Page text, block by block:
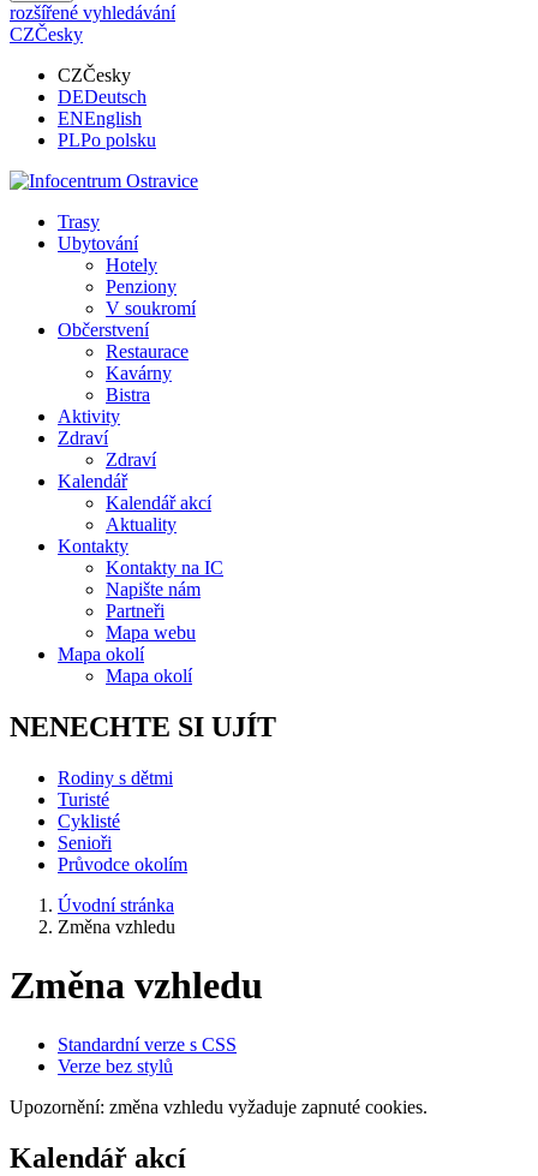
rozšířené vyhledávání
CZČesky
CZČesky
DEDeutsch
ENEnglish
PLPo polsku
Trasy
Ubytování
Hotely
Penziony
V soukromí
Občerstvení
Restaurace
Kavárny
Bistra
Aktivity
Zdraví
Zdraví
Kalendář
Kalendář akcí
Aktuality
Kontakty
Kontakty na IC
Napište nám
Partneři
Mapa webu
Mapa okolí
Mapa okolí
NENECHTE SI UJÍT
Rodiny s dětmi
Turisté
Cyklisté
Senioři
Průvodce okolím
Úvodní stránka
Změna vzhledu
Změna vzhledu
Standardní verze s CSS
Verze bez stylů
Upozornění: změna vzhledu vyžaduje zapnuté cookies.
Kalendář akcí